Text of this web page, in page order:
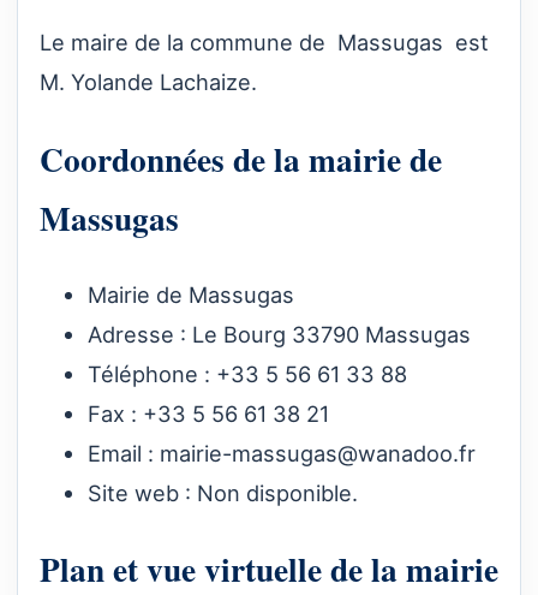
Le maire de la commune de Massugas est
M. Yolande Lachaize.
Coordonnées de la mairie de
Massugas
Mairie de Massugas
Adresse : Le Bourg 33790 Massugas
Téléphone : +33 5 56 61 33 88
Fax : +33 5 56 61 38 21
Email : mairie-massugas@wanadoo.fr
Site web : Non disponible.
Plan et vue virtuelle de la mairie